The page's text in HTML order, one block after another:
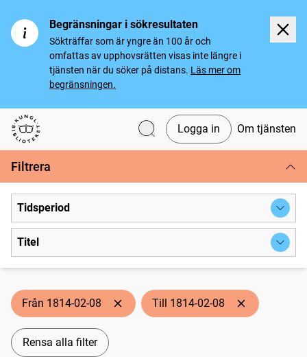
Begränsningar i sökresultaten
Sökträffar som är yngre än 100 år och
omfattas av upphovsrätten visas inte längre i
tjänsten när du söker på distans. Läs mer om
begränsningen.
Svenska tidningar
Logga in Om tjänsten
Filtrera
Tidsperiod
Titel
Från 1814-02-08 Till 1814-02-08
Rensa alla filter